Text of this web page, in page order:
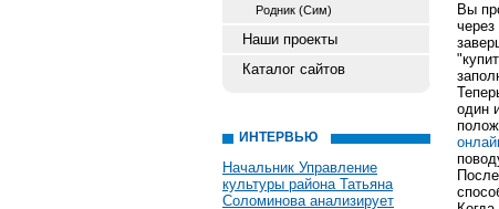
Родник (Сим)
Наши проекты
Каталог сайтов
ИНТЕРВЬЮ
Начальник Управление
культуры района Татьяна
Соломинова анализирует
Вы
один